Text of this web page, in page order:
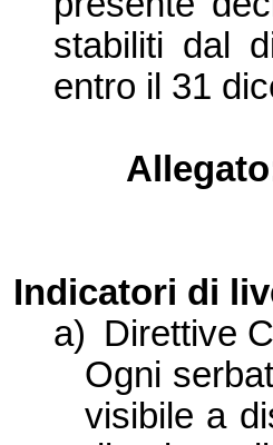
stabiliti dal
entro il 31
Indicatori di
a) Direttive
Ogni
visibile a